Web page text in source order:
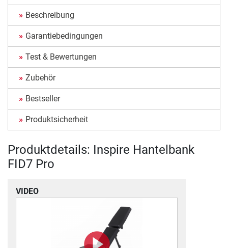
Beschreibung
Garantiebedingungen
Test & Bewertungen
Zubehör
Bestseller
Produktsicherheit
Produktdetails: Inspire Hantelbank
FID7 Pro
VIDEO